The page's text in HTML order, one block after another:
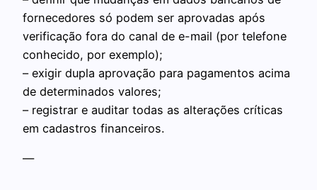
fornecedores só podem ser aprovadas após
verificação fora do canal de e-mail (por telefone
conhecido, por exemplo);
– exigir dupla aprovação para pagamentos acima
de determinados valores;
– registrar e auditar todas as alterações críticas
em cadastros financeiros.
—